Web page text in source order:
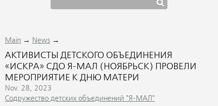
Main → News →
АКТИВИСТЫ ДЕТСКОГО ОБЪЕДИНЕНИЯ
«ИСКРА» СДО Я-МАЛ (НОЯБРЬСК) ПРОВЕЛИ
МЕРОПРИЯТИЕ К ДНЮ МАТЕРИ
Nov. 28, 2023
Содружество детских объединений "Я-МАЛ"